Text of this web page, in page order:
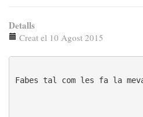
Detalls
Creat el 10 Agost 2015
Fabes tal com les fa la